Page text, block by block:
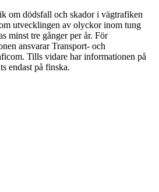
om dödsfall och skador i vägtrafiken
utvecklingen av olyckor inom tung
minst tre gånger per år. För
ansvarar Transport- och
Tills vidare har informationen på
endast på finska.